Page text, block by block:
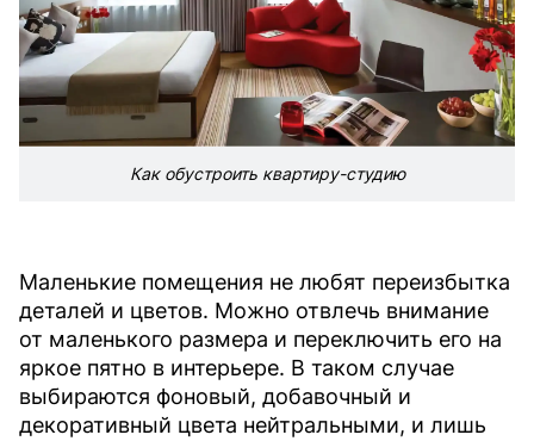
Как обустроить квартиру-студию
Маленькие помещения не любят переизбытка
деталей и цветов. Можно отвлечь внимание
от маленького размера и переключить его на
яркое пятно в интерьере. В таком случае
выбираются фоновый, добавочный и
декоративный цвета нейтральными, и лишь